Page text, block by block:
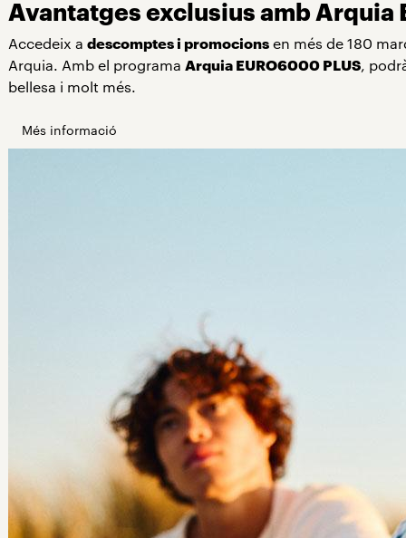
Avantatges exclusius amb Arquia
Accedeix a descomptes i promocionsen més de 180
Arquia. Amb el programa Arquia EURO6000 PLUS,
bellesa i molt més.
Més informació